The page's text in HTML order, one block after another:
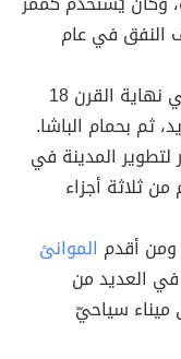
النفق في عام
: بناه أحمد باشا الجزار في نهاية القرن 18
ثم بحمام الباشا.
لتطوير المدينة في
ثلاثة أجزاء
أقدم الموانئ
في العديد من
ميناء سياحيّ